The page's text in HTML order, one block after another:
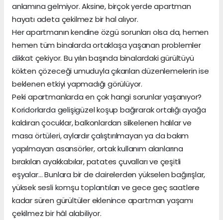
anlamına gelmiyor. Aksine, birçok yerde apartman
hayatı adeta çekilmez bir hal alıyor.
Her apartmanın kendine özgü sorunları olsa da, hemen
hemen tüm binalarda ortaklaşa yaşanan problemler
dikkat çekiyor. Bu yılın başında binalardaki gürültüyü
kökten çözeceği umuduyla çıkarılan düzenlemelerin ise
beklenen etkiyi yapmadığı görülüyor.
Peki apartmanlarda en çok hangi sorunlar yaşanıyor?
Koridorlarda gelişigüzel koşup bağırarak ortalığı ayağa
kaldıran çocuklar, balkonlardan silkelenen halılar ve
masa örtüleri, aylardır çalıştırılmayan ya da bakım
yapılmayan asansörler, ortak kullanım alanlarına
bırakılan ayakkabılar, patates çuvalları ve çeşitli
eşyalar… Bunlara bir de dairelerden yükselen bağırışlar,
yüksek sesli komşu toplantıları ve gece geç saatlere
kadar süren gürültüler eklenince apartman yaşamı
çekilmez bir hâl alabiliyor.